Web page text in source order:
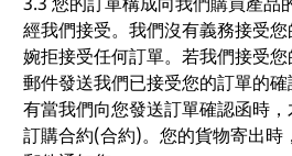
經我們接受。我們沒有義務接受
婉拒接受任何訂單。若我們接受
郵件發送我們已接受您的訂單的
有當我們向您發送訂單確認函時
訂購合約(合約)。您的貨物寄出時